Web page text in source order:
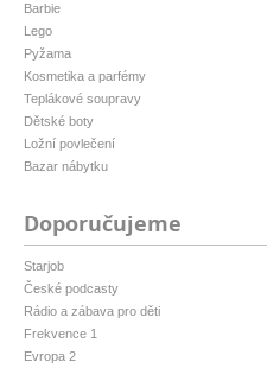
Barbie
Lego
Pyžama
Kosmetika a parfémy
Teplákové soupravy
Dětské boty
Ložní povlečení
Bazar nábytku
Doporučujeme
Starjob
České podcasty
Rádio a zábava pro děti
Frekvence 1
Evropa 2